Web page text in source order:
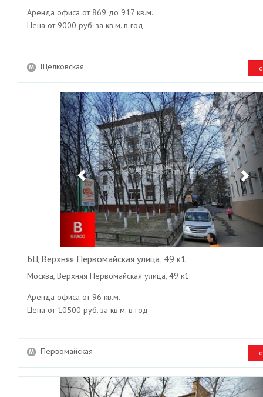
Аренда офиса от 869 до 917 кв.м.
Цена от 9000 руб. за кв.м. в год
Щелковская
Previous
БЦ Верхняя Первомайская улица, 49 к1
Москва, Верхняя Первомайская улица, 49 к1
Аренда офиса от 96 кв.м.
Цена от 10500 руб. за кв.м. в год
Первомайская
Previous